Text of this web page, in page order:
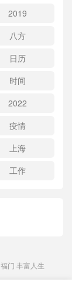
2019
八方
日历
时间
2022
疫情
上海
工作
福门 丰富人生